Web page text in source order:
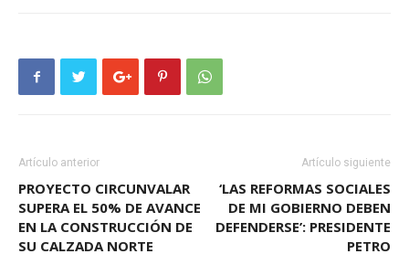
Artículo anterior
PROYECTO CIRCUNVALAR
SUPERA EL 50% DE AVANCE
EN LA CONSTRUCCIÓN DE
SU CALZADA NORTE
Artículo siguiente
‘LAS REFORMAS SOCIALES
DE MI GOBIERNO DEBEN
DEFENDERSE’: PRESIDENTE
PETRO